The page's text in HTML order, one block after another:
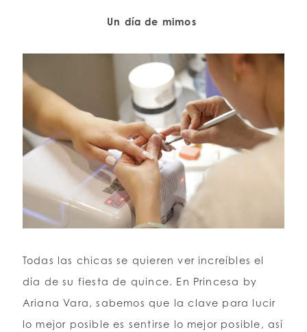
Un día de mimos
Todas las chicas se quieren ver increíbles el
día de su fiesta de quince. En Princesa by
Ariana Vara, sabemos que la clave para lucir
lo mejor posible es sentirse lo mejor posible, así